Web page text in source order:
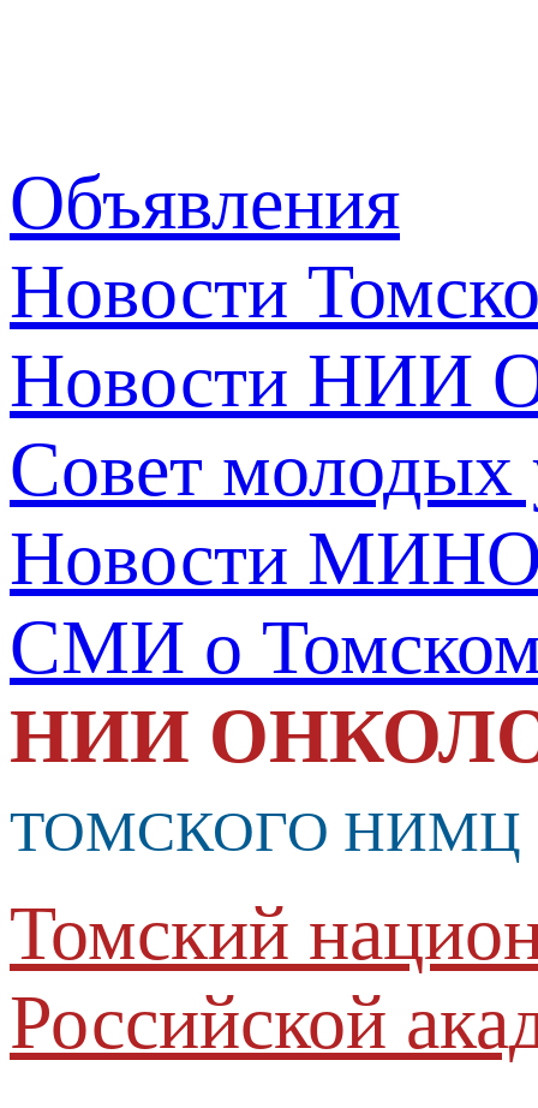
Объявления
Новости
Новости НИИ
Совет молодых
Новости
СМИ о
НИИ
ТОМСКОГО НИМЦ
Томский
Российской